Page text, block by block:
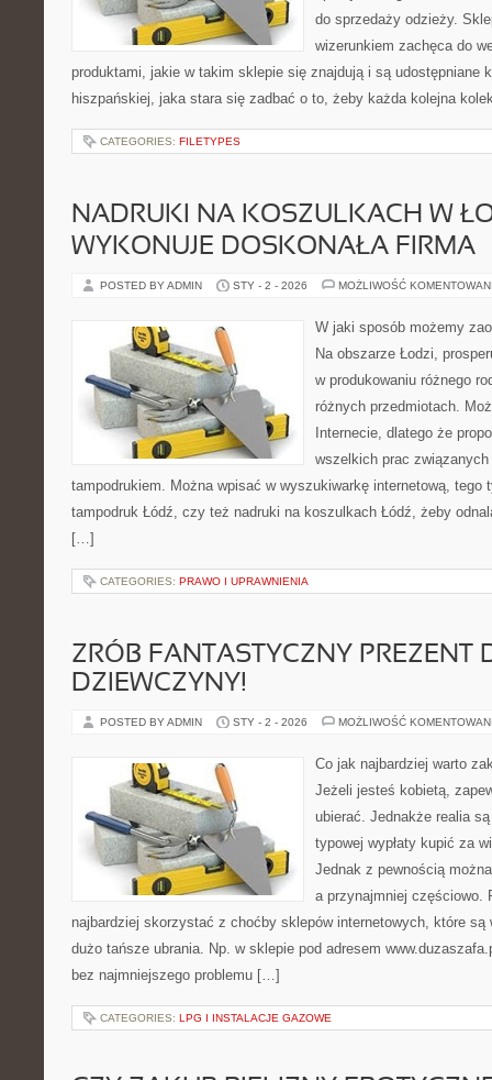
do sprzedaży odzieży.
wizerunkiem zachęca do
produktami, jakie w takim sklepie się znajdują i są udostępniane
hiszpańskiej, jaka stara się zadbać o to, żeby każda kolejna
CATEGORIES: FILETYPES
NADRUKI NA KOSZULKACH W
WYKONUJE DOSKONAŁA FIRMA
POSTED BY ADMIN STY - 2 - 2026 MOŻLIWOŚĆ
W jaki sposób możemy
Na obszarze Łodzi,
w produkowaniu różnego
różnych przedmiotach.
Internecie, dlatego że
wszelkich prac
tampodrukiem. Można wpisać w wyszukiwarkę internetową, tego
tampodruk Łódź, czy też nadruki na koszulkach Łódź, żeby
[…]
CATEGORIES: PRAWO I UPRAWNIENIA
ZRÓB FANTASTYCZNY PREZENT
DZIEWCZYNY!
POSTED BY ADMIN STY - 2 - 2026 MOŻLIWOŚĆ
Co jak najbardziej warto
Jeżeli jesteś kobietą,
ubierać. Jednakże realia
typowej wypłaty kupić za
Jednak z pewnością
a przynajmniej częściowo.
najbardziej skorzystać z choćby sklepów internetowych, które są
dużo tańsze ubrania. Np. w sklepie pod adresem
bez najmniejszego problemu […]
CATEGORIES: LPG I INSTALACJE GAZOWE